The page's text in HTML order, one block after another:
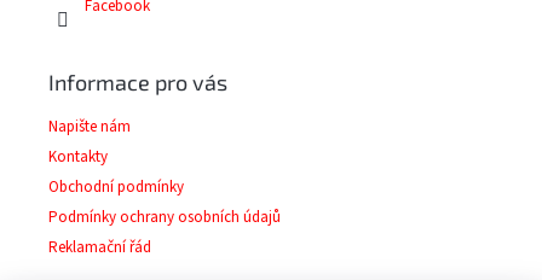
Facebook
Informace pro vás
Napište nám
Kontakty
Obchodní podmínky
Podmínky ochrany osobních údajů
Reklamační řád